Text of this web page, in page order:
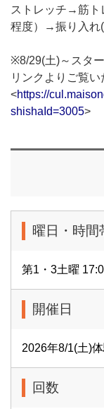
ストレッチ→筋ト
程度）→振り入れ
※8/29(土)～スタ
リンクよりご覧い
<https://
shishaId=3005>
曜日・時間
第1・3土曜
開催日
2026年8/1(土)
回数